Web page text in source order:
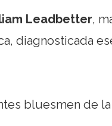
Leadbetter,
diagnosticada
bluesmen de la